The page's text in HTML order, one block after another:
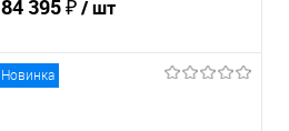
84 395 ₽/ шт
Новинка